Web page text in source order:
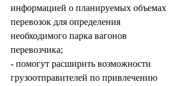
информацией о планируемых объемах
перевозок для определения
необходимого парка вагонов
перевозчика;
- помогут расширить возможности
грузоотправителей по привлечению